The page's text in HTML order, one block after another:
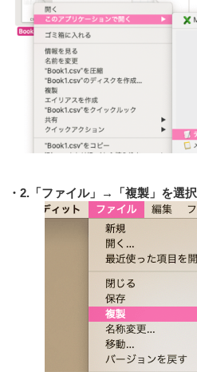
2.「ファイル」→「複製」を選択